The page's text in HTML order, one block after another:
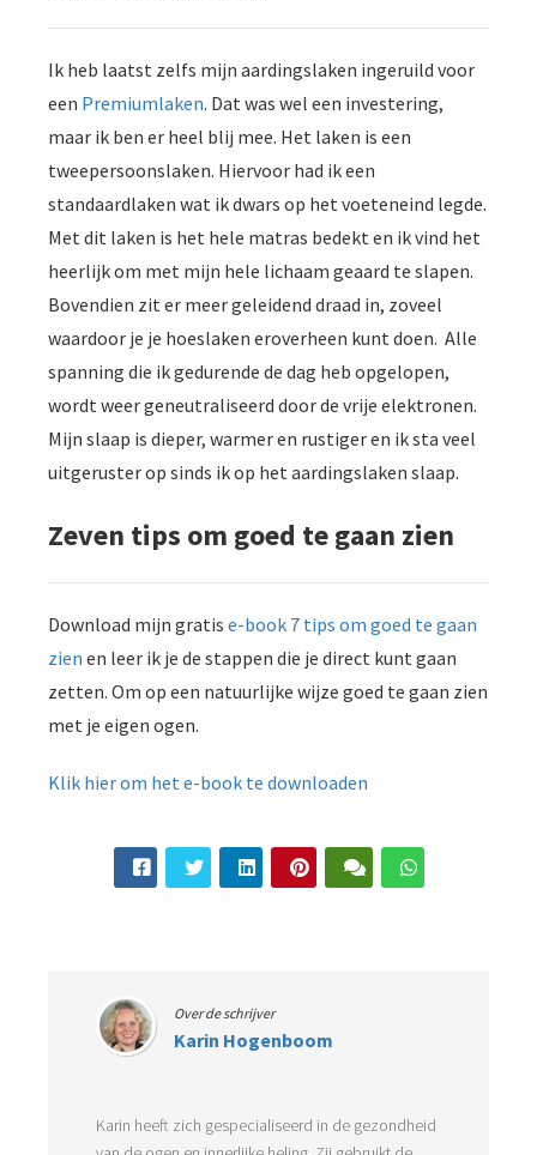
Ik heb laatst zelfs mijn aardingslaken ingeruild voor
een Premiumlaken. Dat was wel een investering,
maar ik ben er heel blij mee. Het laken is een
tweepersoonslaken. Hiervoor had ik een
standaardlaken wat ik dwars op het voeteneind legde.
Met dit laken is het hele matras bedekt en ik vind het
heerlijk om met mijn hele lichaam geaard te slapen.
Bovendien zit er meer geleidend draad in, zoveel
waardoor je je hoeslaken eroverheen kunt doen. Alle
spanning die ik gedurende de dag heb opgelopen,
wordt weer geneutraliseerd door de vrije elektronen.
Mijn slaap is dieper, warmer en rustiger en ik sta veel
uitgeruster op sinds ik op het aardingslaken slaap.
Zeven tips om goed te gaan zien
Download mijn gratis e-book 7 tips om goed te gaan
zien en leer ik je de stappen die je direct kunt gaan
zetten. Om op een natuurlijke wijze goed te gaan zien
met je eigen ogen.
Klik hier om het e-book te downloaden
Over de schrijver
Karin Hogenboom
Karin heeft zich gespecialiseerd in de gezondheid